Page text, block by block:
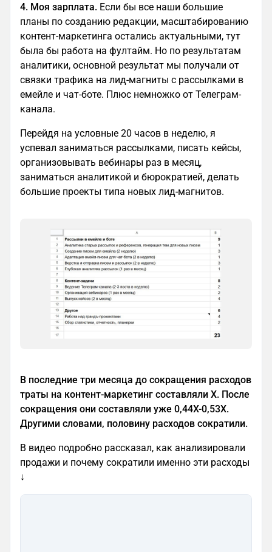
4. Моя зарплата. Если бы все наши большие
планы по созданию редакции, масштабированию
контент-маркетинга остались актуальными, тут
была бы работа на фултайм. Но по результатам
аналитики, основной результат мы получали от
связки трафика на лид-магниты с рассылками в
емейле и чат-боте. Плюс немножко от Телеграм-
канала.
Перейдя на условные 20 часов в неделю, я
успевал заниматься рассылками, писать кейсы,
организовывать вебинары раз в месяц,
заниматься аналитикой и бюрократией, делать
большие проекты типа новых лид-магнитов.
В последние три месяца до сокращения расходов
траты на контент-маркетинг составляли X. После
сокращения они составляли уже 0,44X-0,53X.
Другими словами, половину расходов сократили.
В видео подробно рассказал, как анализировали
продажи и почему сократили именно эти расходы
↓